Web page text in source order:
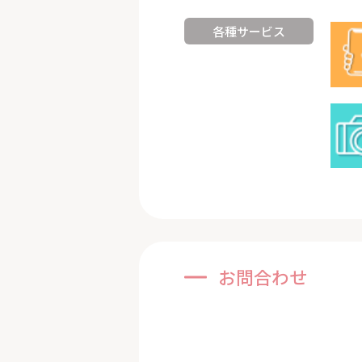
各種サービス
お問合わせ